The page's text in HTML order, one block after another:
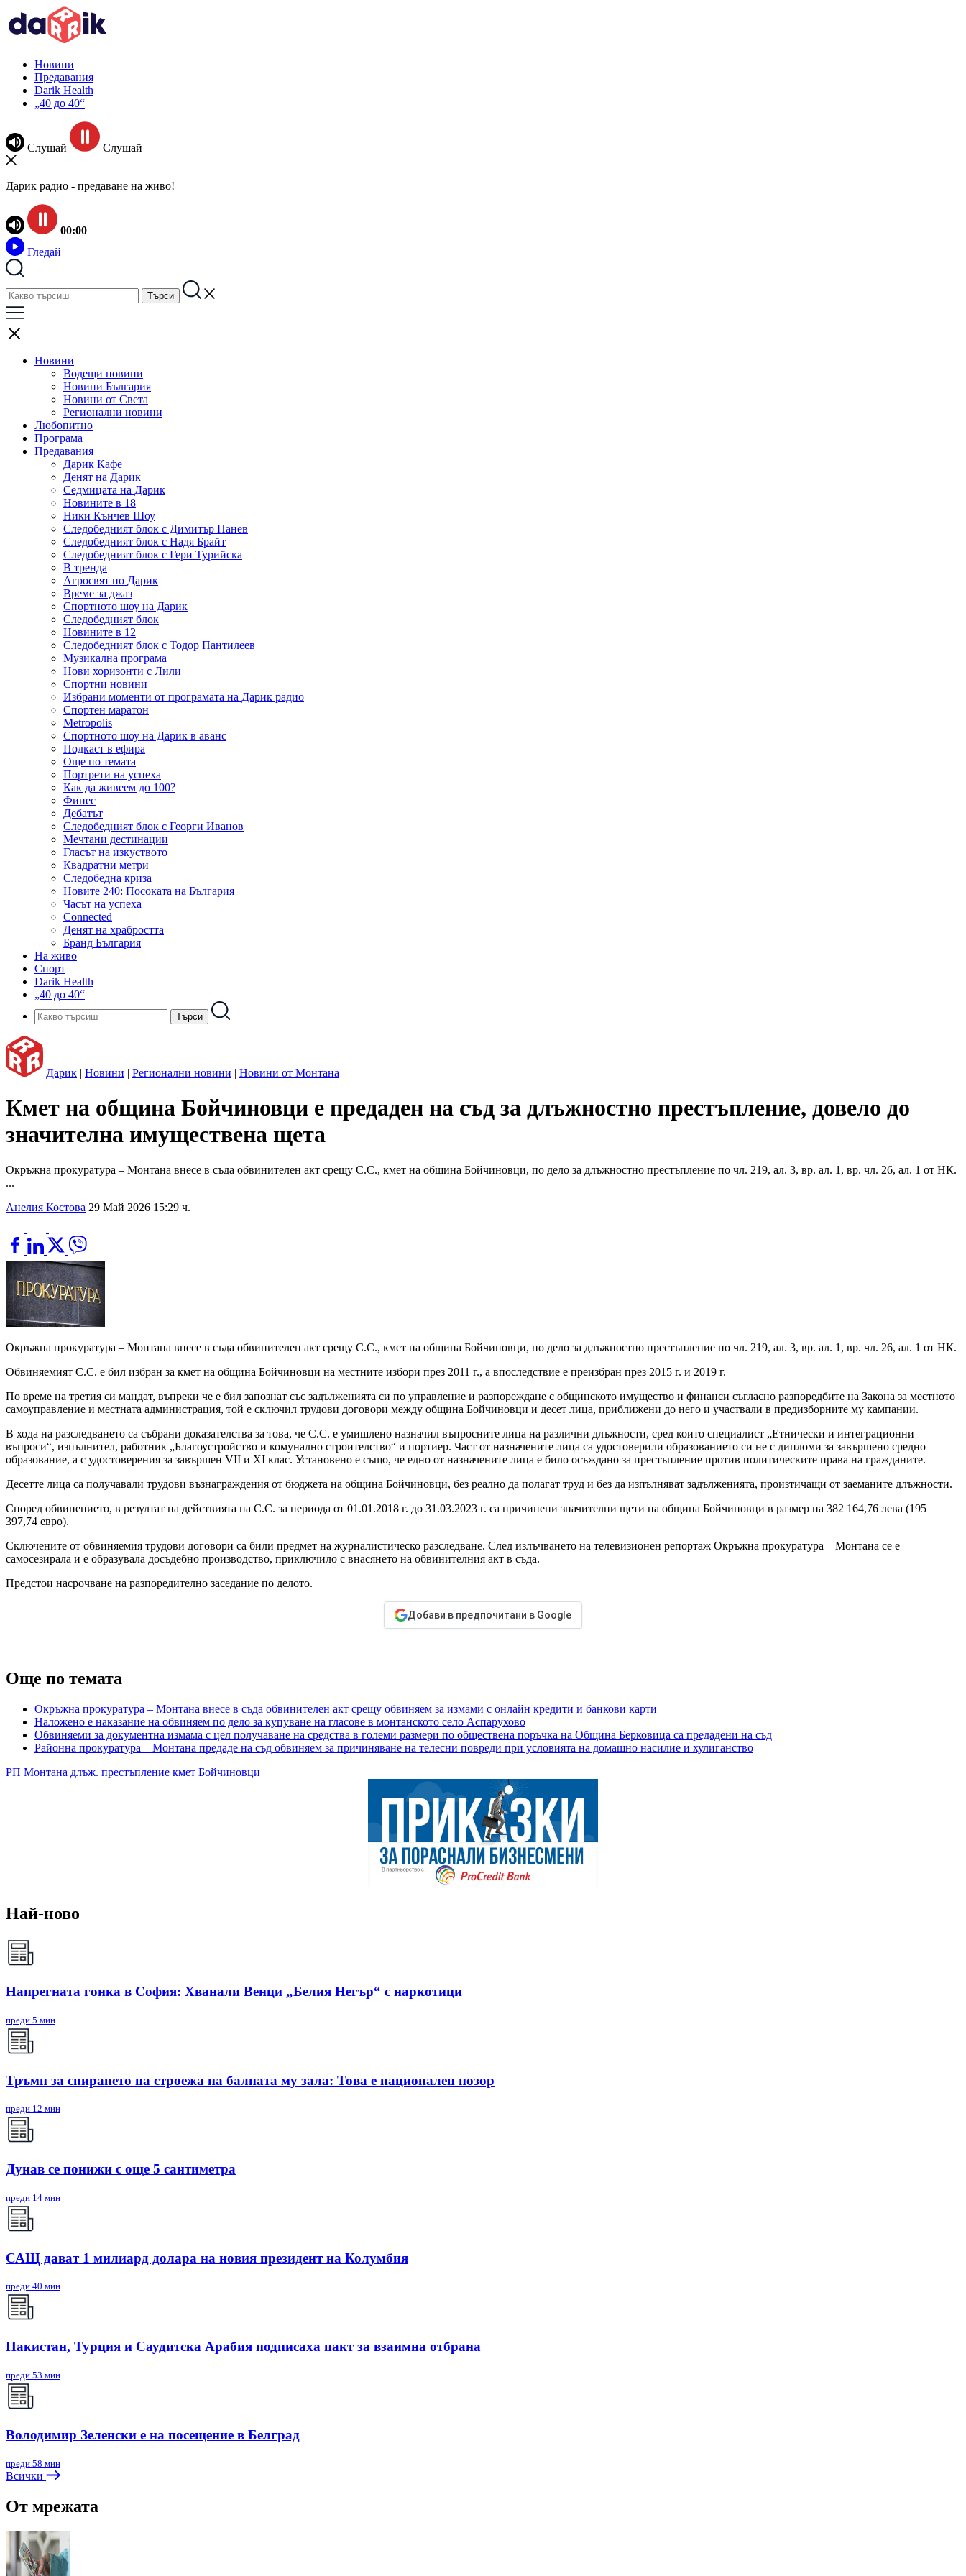
Новини
Предавания
Darik Health
„40 до 40“
Слушай Слушай
Дарик радио - предаване на живо!
00:00
Гледай
Новини
Водещи новини
Новини България
Новини от Света
Регионални новини
Любопитно
Програма
Предавания
Дарик Кафе
Денят на Дарик
Седмицата на Дарик
Новините в 18
Ники Кънчев Шоу
Следобедният блок с Димитър Панев
Следобедният блок с Надя Брайт
Следобедният блок с Гери Турийска
В тренда
Агросвят по Дарик
Време за джаз
Спортното шоу на Дарик
Следобедният блок
Новините в 12
Следобедният блок с Тодор Пантилеев
Музикална програма
Нови хоризонти с Лили
Спортни новини
Избрани моменти от програмата на Дарик радио
Спортен маратон
Metropolis
Спортното шоу на Дарик в аванс
Подкаст в ефира
Още по темата
Портрети на успеха
Как да живеем до 100?
Финес
Дебатът
Следобедният блок с Георги Иванов
Мечтани дестинации
Гласът на изкуството
Квадратни метри
Следобедна криза
Новите 240: Посоката на България
Часът на успеха
Connected
Денят на храбростта
Бранд България
На живо
Спорт
Darik Health
„40 до 40“
Дарик | Новини | Регионални новини | Новини от Монтана
Кмет на община Бойчиновци е предаден на съд за длъжностно престъпление, довело до
значителна имуществена щета
Окръжна прокуратура – Монтана внесе в съда обвинителен акт срещу С.С., кмет на община Бойчиновци, по дело за длъжностно престъпление по чл. 219, ал. 3, вр. ал. 1, вр. чл. 26, ал. 1 от НК.
...
Анелия Костова 29 Май 2026 15:29 ч.
Окръжна прокуратура – Монтана внесе в съда обвинителен акт срещу С.С., кмет на община Бойчиновци, по дело за длъжностно престъпление по чл. 219, ал. 3, вр. ал. 1, вр. чл. 26, ал. 1 от НК.
Обвиняемият С.С. е бил избран за кмет на община Бойчиновци на местните избори през 2011 г., а впоследствие е преизбран през 2015 г. и 2019 г.
По време на третия си мандат, въпреки че е бил запознат със задълженията си по управление и разпореждане с общинското имущество и финанси съгласно разпоредбите на Закона за местното
самоуправление и местната администрация, той е сключил трудови договори между община Бойчиновци и десет лица, приближени до него и участвали в предизборните му кампании.
В хода на разследването са събрани доказателства за това, че С.С. е умишлено назначил въпросните лица на различни длъжности, сред които специалист „Етнически и интеграционни
въпроси“, изпълнител, работник „Благоустройство и комунално строителство“ и портиер. Част от назначените лица са удостоверили образованието си не с дипломи за завършено средно
образование, а с удостоверения за завършен VII и XI клас. Установено е също, че едно от назначените лица е било осъждано за престъпление против политическите права на гражданите.
Десетте лица са получавали трудови възнаграждения от бюджета на община Бойчиновци, без реално да полагат труд и без да изпълняват задълженията, произтичащи от заеманите длъжности.
Според обвинението, в резултат на действията на С.С. за периода от 01.01.2018 г. до 31.03.2023 г. са причинени значителни щети на община Бойчиновци в размер на 382 164,76 лева (195
397,74 евро).
Сключените от обвиняемия трудови договори са били предмет на журналистическо разследване. След излъчването на телевизионен репортаж Окръжна прокуратура – Монтана се е
самосезирала и е образувала досъдебно производство, приключило с внасянето на обвинителния акт в съда.
Предстои насрочване на разпоредително заседание по делото.
Добави в предпочитани в Google
Още по темата
Окръжна прокуратура – Монтана внесе в съда обвинителен акт срещу обвиняем за измами с онлайн кредити и банкови карти
Наложено е наказание на обвиняем по дело за купуване на гласове в монтанското село Аспарухово
Обвиняеми за документна измама с цел получаване на средства в големи размери по обществена поръчка на Община Берковица са предадени на съд
Районна прокуратура – Монтана предаде на съд обвиняем за причиняване на телесни повреди при условията на домашно насилие и хулиганство
РП Монтана длъж. престъпление кмет Бойчиновци
Най-ново
Напрегната гонка в София: Хванали Венци „Белия Негър“ с наркотици
преди 5 мин
Тръмп за спирането на строежа на балната му зала: Това е национален позор
преди 12 мин
Дунав се понижи с още 5 сантиметра
преди 14 мин
САЩ дават 1 милиард долара на новия президент на Колумбия
преди 40 мин
Пакистан, Турция и Саудитска Арабия подписаха пакт за взаимна отбрана
преди 53 мин
Володимир Зеленски е на посещение в Белград
преди 58 мин
Всички
От мрежата